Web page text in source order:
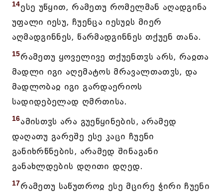
14ესე უწყით, რამეთუ რომელმან აღადგინა
უფალი იესუ, ჩუენცა იესუჲს მიერ
აღმადგინნეს, წარმადგინნეს თქუენ თანა.
15რამეთუ ყოველივე თქუენთჳს არს, რაჲთა
მადლი იგი აღემატოს მრავალთათჳს, და
მადლობაჲ იგი გარდაერიოს
სადიდებელად ღმრთისა.
16ამისთჳს არა გუეწყინების, არამედ
დაღათუ გარეშე ესე კაცი ჩუენი
განიხრწნების, არამედ შინაგანი
განახლდების დღითი დღედ.
17რამეთუ საწუთროჲ ესე მცირე ჭირი ჩუენი